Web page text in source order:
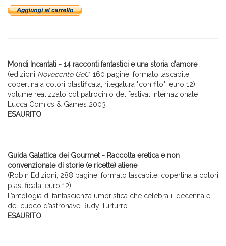
Mondi Incantati - 14 racconti fantastici e una storia d'amore
(edizioni Novecento GeC, 160 pagine, formato tascabile,
copertina a colori plastificata, rilegatura "con filo"; euro 12);
volume realizzato col patrocinio del festival internazionale
Lucca Comics & Games 2003
ESAURITO
Guida Galattica dei Gourmet - Raccolta eretica e non
convenzionale di storie (e ricette) aliene
(Robin Edizioni, 288 pagine, formato tascabile, copertina a colori
plastificata; euro 12)
L’antologia di fantascienza umoristica che celebra il decennale
del cuoco d’astronave Rudy Turturro
ESAURITO